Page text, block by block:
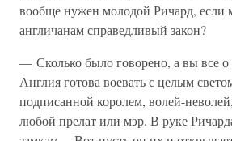
вообще нужен молодой Ричард, если
англичанам справедливый закон?
— Сколько было говорено, а вы все
Англия готова воевать с целым
подписанной королем, волей-
любой прелат или мэр. В руке